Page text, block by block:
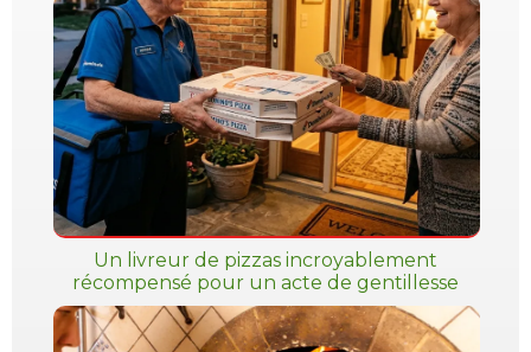
Un livreur de pizzas incroyablement
récompensé pour un acte de gentillesse